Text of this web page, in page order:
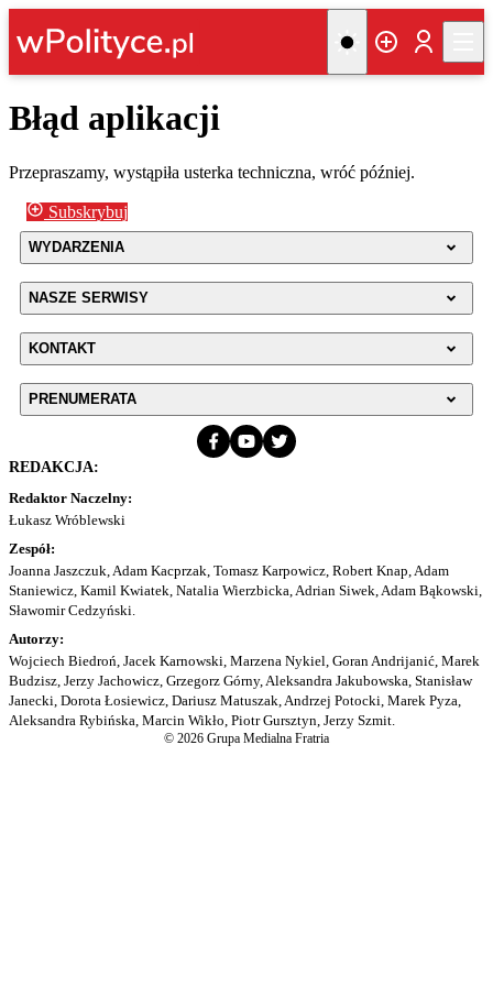
Błąd aplikacji
Przepraszamy, wystąpiła usterka techniczna, wróć później.
Subskrybuj
WYDARZENIA
NASZE SERWISY
KONTAKT
PRENUMERATA
REDAKCJA:
Redaktor Naczelny:
Łukasz Wróblewski
Zespół:
Joanna Jaszczuk, Adam Kacprzak, Tomasz Karpowicz, Robert Knap, Adam
Staniewicz, Kamil Kwiatek, Natalia Wierzbicka, Adrian Siwek, Adam Bąkowski,
Sławomir Cedzyński.
Autorzy:
Wojciech Biedroń, Jacek Karnowski, Marzena Nykiel, Goran Andrijanić, Marek
Budzisz, Jerzy Jachowicz, Grzegorz Górny, Aleksandra Jakubowska, Stanisław
Janecki, Dorota Łosiewicz, Dariusz Matuszak, Andrzej Potocki, Marek Pyza,
Aleksandra Rybińska, Marcin Wikło, Piotr Gursztyn, Jerzy Szmit.
© 2026 Grupa Medialna Fratria